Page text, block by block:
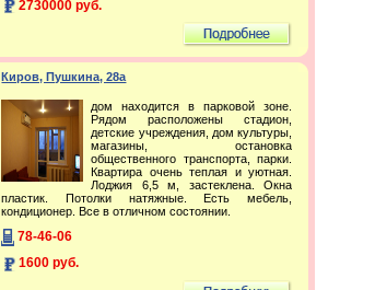
2730000 руб.
Киров, Пушкина, 28а
дом находится в парковой зоне.
Рядом расположены стадион,
детские учреждения, дом культуры,
магазины, остановка
общественного транспорта, парки.
Квартира очень теплая и уютная.
Лоджия 6,5 м, застеклена. Окна
пластик. Потолки натяжные. Есть мебель,
кондиционер. Все в отличном состоянии.
78-46-06
1600 руб.